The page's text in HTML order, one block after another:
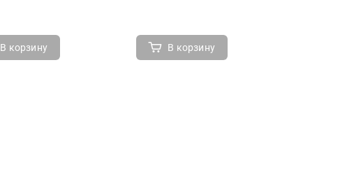
В корзину В корзину